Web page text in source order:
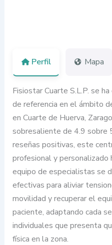
Perfil Mapa
Fisiostar Cuarte S.L.P. se
de referencia en el ámbito
en Cuarte de Huerva,
sobresaliente de 4.9 sobre
reseñas positivas, este
profesional y personalizado
equipo de especialistas se
efectivas para aliviar
movilidad y recuperar el
paciente, adaptando cada
individuales que presenta
física en la zona.